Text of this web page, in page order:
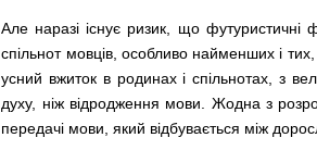
Але наразі існує ризик, що футуристичні
спільнот мовців, особливо найменших і
усний вжиток в родинах і спільнотах, з
духу, ніж відродження мови. Жодна з
передачі мови, який відбувається між